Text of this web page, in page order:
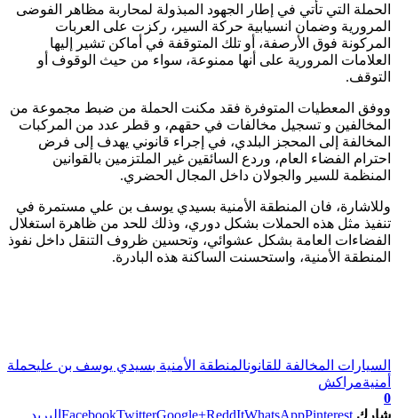
الحملة التي تأتي في إطار الجهود المبذولة لمحاربة مظاهر الفوضى
المرورية وضمان انسيابية حركة السير، ركزت على العربات
المركونة فوق الأرصفة، أو تلك المتوقفة في أماكن تشير إليها
العلامات المرورية على أنها ممنوعة، سواء من حيث الوقوف أو
التوقف.
ووفق المعطيات المتوفرة فقد مكنت الحملة من ضبط مجموعة من
المخالفين و تسجيل مخالفات في حقهم، و قطر عدد من المركبات
المخالفة إلى المحجز البلدي، في إجراء قانوني يهدف إلى فرض
احترام الفضاء العام، وردع السائقين غير الملتزمين بالقوانين
المنظمة للسير والجولان داخل المجال الحضري.
وللاشارة، فان المنطقة الأمنية بسيدي يوسف بن علي مستمرة في
تنفيذ مثل هذه الحملات بشكل دوري، وذلك للحد من ظاهرة استغلال
الفضاءات العامة بشكل عشوائي، وتحسين ظروف التنقل داخل نفوذ
المنطقة الأمنية، واستحسنت الساكنة هذه البادرة.
السيارات المخالفة للقانونالمنطقة الأمنية بسيدي يوسف بن عليحملة
أمنيةمراكش
0
شارك
FacebookTwitterGoogle+ReddItWhatsAppPinterest
البريد